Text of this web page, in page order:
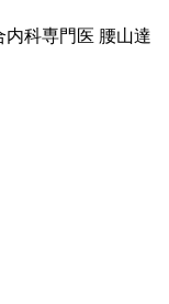
科専門医 腰山達